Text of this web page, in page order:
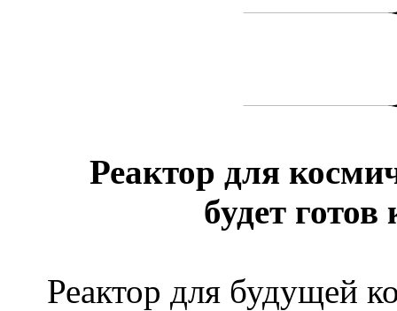
Реактор для
будет
Реактор для будущей